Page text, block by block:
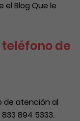
Blog Que le
de
de atención al
894 5333.